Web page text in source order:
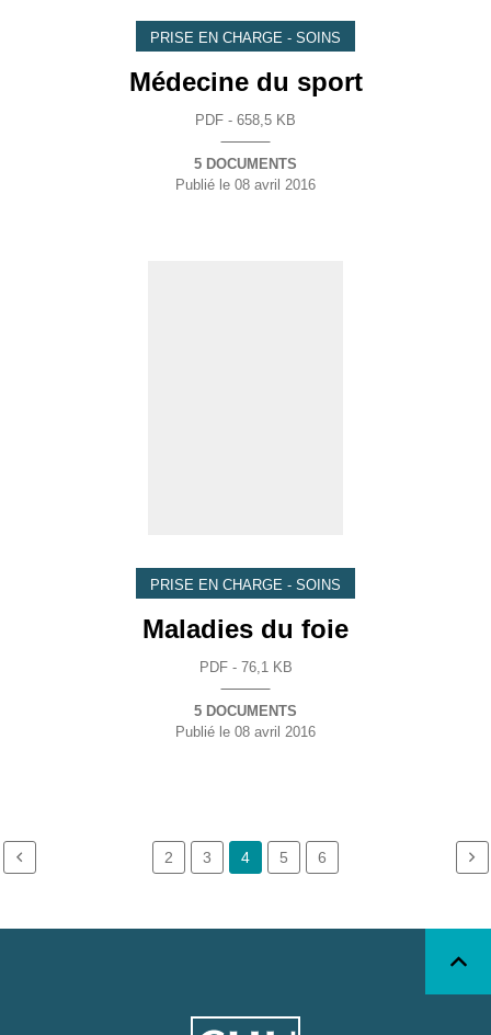
PRISE EN CHARGE - SOINS
Médecine du sport
PDF - 658,5 KB
5 DOCUMENTS
Publié le 08 avril 2016
PRISE EN CHARGE - SOINS
Maladies du foie
PDF - 76,1 KB
5 DOCUMENTS
Publié le 08 avril 2016
2 3 4 5 6